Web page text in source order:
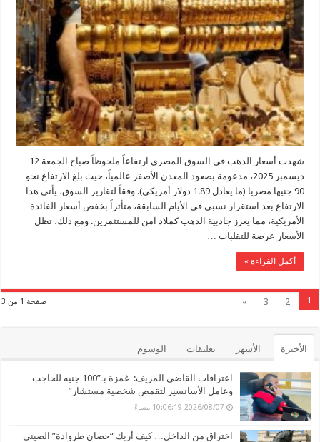
الذهب
في
مصر
اليوم
الجمعة
12
ديسمبر
2025
بنحو
90
جنيها
مغلقة
شهدت أسعار الذهب في السوق المصري ارتفاعاً ملحوظاً صباح الجمعة 12
ديسمبر 2025، مدعومة بصعود المعدن الأصفر عالمياً، حيث بلغ الارتفاع نحو
90 جنيها مصريا (ما يعادل 1.89 دولار أمريكي). وفقاً لتقارير السوق، يأتي هذا
الارتفاع بعد استقرار نسبي في الأيام السابقة، متأثراً بخفض أسعار الفائدة
الأمريكية، مما يعزز جاذبية الذهب كملاذ آمن للمستثمرين. ومع ذلك، تظل
الأسعار عرضة للتقلبات …
أكمل القراءة »
صفحة 1 من 3 1
2
3
»
الأخيرة الأشهر تعليقات الوسوم
اعترافات القاضي المزيف: غمزة بـ”100 جنيه للحاجب
وعامل الأسانسير لتقمص شخصية مستشار”
2026/08/07 10:06:19 مساءً
اختراق من الداخل… كيف أربك “حصان طروادة” الصيني